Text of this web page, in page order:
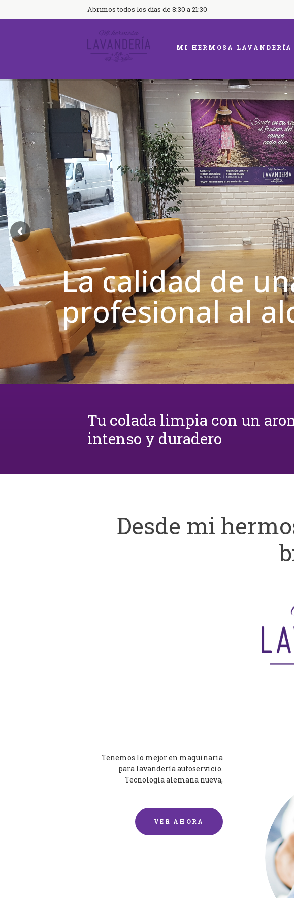
Abrimos todos los días de 8:30 a 21:30
MI HERMOSA LAVANDERÍA
La calidad de
profesional al
Tu colada limpia con un
intenso y duradero
Desde mi
Tenemos lo mejor en maquinaria
para lavandería autoservicio.
Tecnología alemana nueva,
VER AHORA